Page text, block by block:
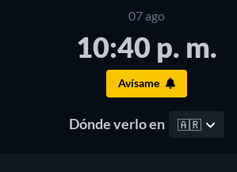
07 ago
10:40 p. m.
Avísame
Dónde verlo en 🇦🇷